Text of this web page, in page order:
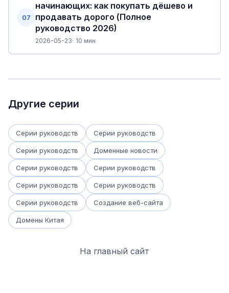
07
начинающих: как покупать дёшево и
продавать дорого (Полное
руководство 2026)
2026-05-23 10 мин
Другие серии
Серии руководств Серии руководств
Серии руководств Доменные новости
Серии руководств Серии руководств
Серии руководств Серии руководств
Серии руководств Создание веб-сайта
Домены Китая
На главный сайт